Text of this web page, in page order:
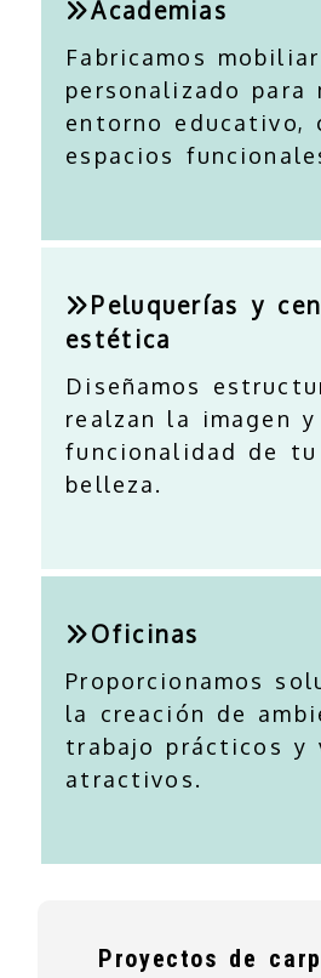
Academias
Fabricamos
personalizado para
entorno educativo,
espacios
Peluquerías y
estética
Diseñamos
realzan la imagen y
funcionalidad de tu
belleza.
Oficinas
Proporcionamos
la creación de
trabajo prácticos y
atractivos.
Proyectos de